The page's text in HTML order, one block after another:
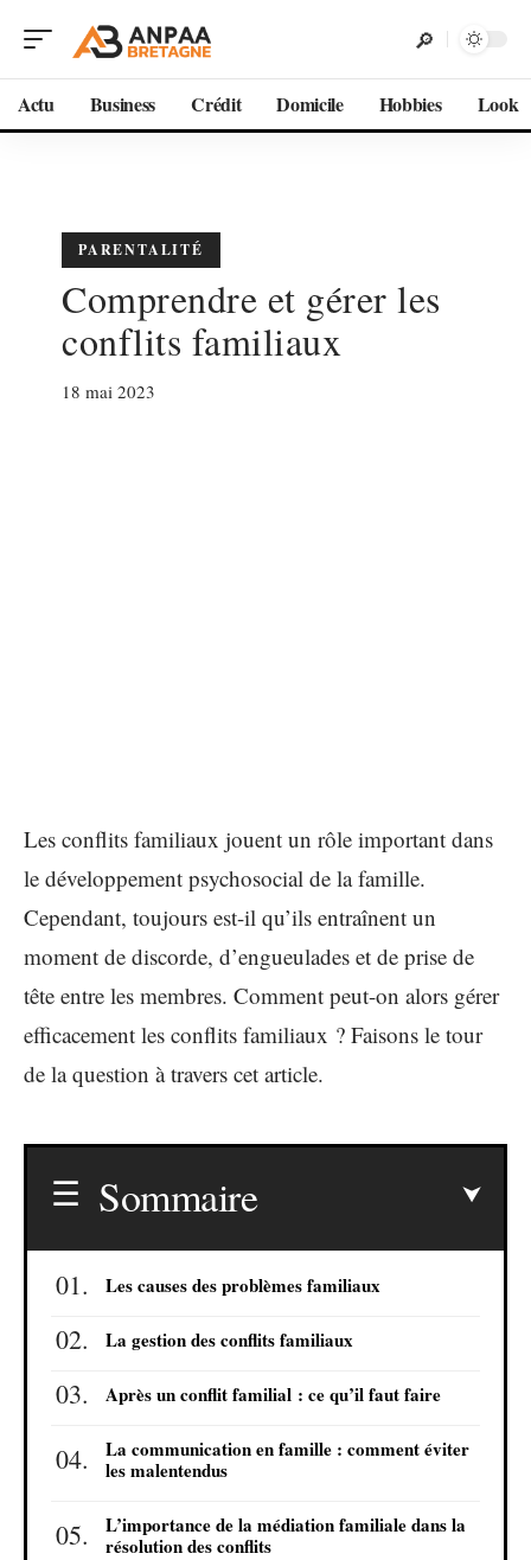
Actu Business Crédit Domicile Hobbies Look
PARENTALITÉ
Comprendre et gérer les
conflits familiaux
18 mai 2023
Les conflits familiaux jouent un rôle important dans
le développement psychosocial de la famille.
Cependant, toujours est-il qu’ils entraînent un
moment de discorde, d’engueulades et de prise de
tête entre les membres. Comment peut-on alors gérer
efficacement les conflits familiaux ? Faisons le tour
de la question à travers cet article.
Sommaire
Les causes des problèmes familiaux
La gestion des conflits familiaux
Après un conflit familial : ce qu’il faut faire
La communication en famille : comment éviter
les malentendus
L’importance de la médiation familiale dans la
résolution des conflits